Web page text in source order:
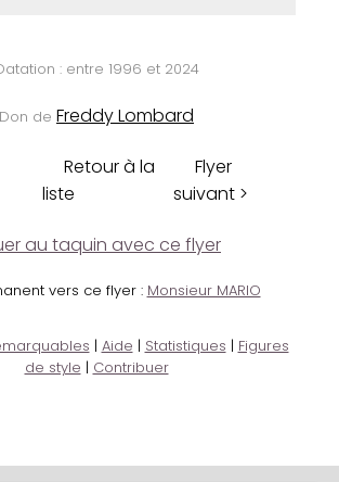
: entre 1996 et 2024
Don de Freddy Lombard
Retour à la
liste
Flyer
suivant >
au taquin avec ce flyer
vers ce flyer : Monsieur MARIO
| Aide | Statistiques | Figures
de style | Contribuer